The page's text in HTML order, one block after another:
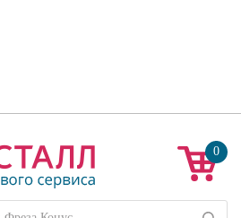
0